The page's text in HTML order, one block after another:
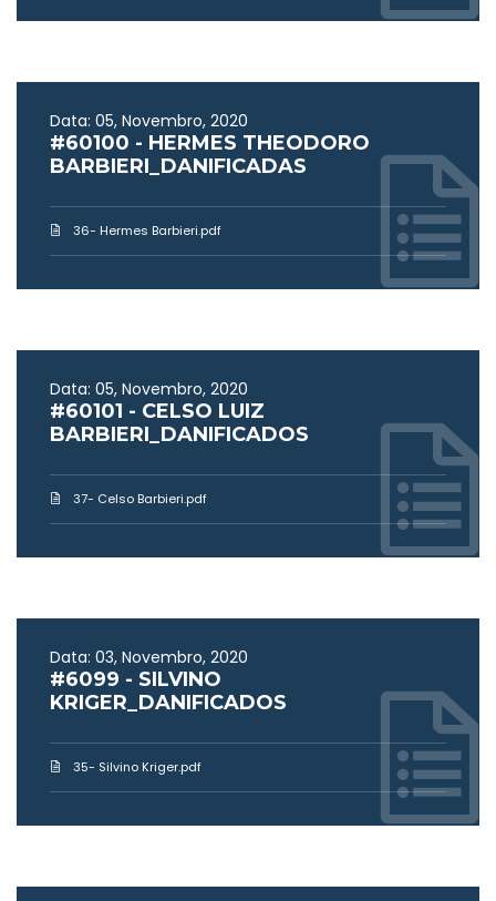
Data: 05, Novembro, 2020
#60100 - HERMES THEODORO
BARBIERI_DANIFICADAS
36- Hermes Barbieri.pdf
Data: 05, Novembro, 2020
#60101 - CELSO LUIZ
BARBIERI_DANIFICADOS
37- Celso Barbieri.pdf
Data: 03, Novembro, 2020
#6099 - SILVINO
KRIGER_DANIFICADOS
35- Silvino Kriger.pdf